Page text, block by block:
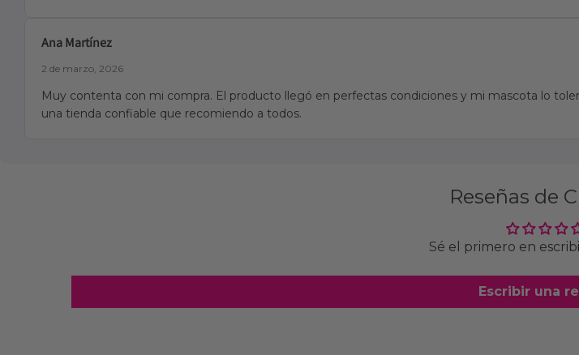
Ana Martínez
2 de marzo, 2026
Muy contenta con mi compra. El producto llegó en perfectas condiciones y mi mascota lo
una tienda confiable que recomiendo a todos.
Reseñas de
Sé el primero en
Escribir una